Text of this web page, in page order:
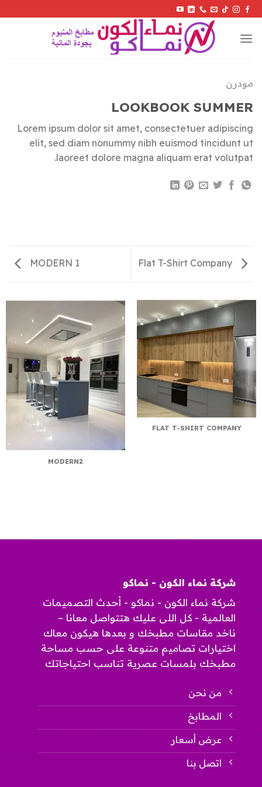
Skip
content
مودرن
LOOKBOOK SUMMER
Lorem ipsum dolor sit amet, consectetuer adipiscing
elit, sed diam nonummy nibh euismod tincidunt ut
laoreet dolore magna aliquam erat volutpat.
MODERN 1
FLAT T-SHIRT COMPANY
MODERN2
شركة نماء الكون - نماكو
شركة نماء الكون - نماكو - أحدث التصميمات
العالمية - كل اللى عليك هتتواصل معانا –
ناخد مقاسات مطبخك و بعدها هيكون معاك
اختيارات تصاميم متنوعة على حسب مساحة
مطبخك بلمسات عصرية تناسب احتياجاتك
من نحن
المطابخ
عرض أسعار
اتصل بنا